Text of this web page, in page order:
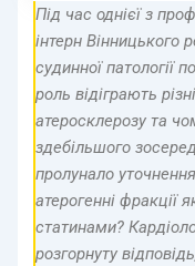
Під час однієї з
інтерн Вінницького
судинної патології
роль відіграють
атеросклерозу та
здебільшого
пролунало
атерогенні фракції
статинами?
розгорнуту